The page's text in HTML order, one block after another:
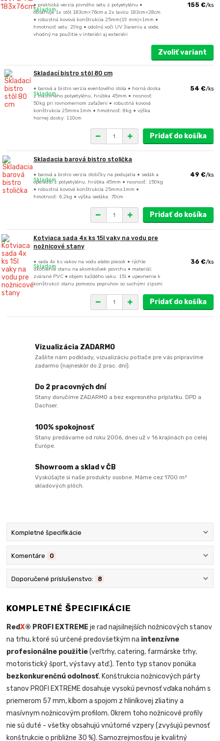
• praktická verzia pivného setu z polyetylénu •
obsahuje 1x stôl 183cm×76cm a 2x lavicu 183cm×28cm
• robustná kovová konštrukcia 25mm(19 mm)×1mm •
hmotnosť setu: 29kg • odolný voči UV žiareniu a vode,
vhodný na použitie v interiéri aj exteriéri
155 €/ks
Skladom
Zvoliť variant
Skladací bistro stôl 80 cm
• barová a bistro verzia eventového stola • horná doska
z masívneho polyetylénu, hrúbka 45mm • nosnosť:
50kg pri rovnomernom zaťažení • robustná kovová
konštrukcia 25mmx1mm • hmotnosť: 8kg • výška
hornej dosky: 110cm
54 €/ks
Skladom
Pridať do košíka
Skladacia barová bistro stolička
• barová a bistro verzia stoličky na podujatia • sedák a
operadlo z polyetylénu, hrúbka 45mm • nosnosť: 150kg
• robustná kovová konštrukcia 25mmx1mm •
hmotnosť: 6,2kg • výška sedáka: 70cm
49 €/ks
Skladom
Pridať do košíka
Kotviaca sada 4x ks 15l vaky na vodu pre
nožnicové stany
• sada 4x ks vakov na vodu alebo piesok • rýchle
ukotvenie stanu na akomkoľvek povrchu • materiál:
zvárané PVC • objem každého vaku: 15l • upevnenie k
konštrukcii stanu pomocou popruhov so suchými zipsmi
36 €/ks
Skladom
Pridať do košíka
Vizualizácia ZADARMO
Zašlite nám podklady, vizualizáciu potlače pre vás pripravíme
zadarmo (najneskôr do 2 prac. dní).
Do 2 pracovných dní
Stany doručíme ZADARMO a bez expresného príplatku. DPD a
Dachser.
100% spokojnosť
Stany predávame od roku 2006, dnes už v 16 krajinách po celej
Európe.
Showroom a sklad v ČB
Vyskúšajte si naše produkty osobne. Máme cez 1700 m²
skladových plôch.
Kompletné špecifikácie
Komentáre 0
Doporučené príslušenstvo: 8
KOMPLETNÉ ŠPECIFIKÁCIE
RedX® PROFI EXTREME je rad najsilnejších nožnicových stanov
na trhu, ktoré sú určené predovšetkým na intenzívne
profesionálne použitie(veľtrhy, catering, farmárske trhy,
motoristický šport, výstavy atď.). Tento typ stanov ponúka
bezkonkurenčnú odolnosť. Konštrukcia nožnicových párty
stanov PROFI EXTREME dosahuje vysokú pevnosť vďaka nohám s
priemerom 57 mm, kĺbom a spojom z hliníkovej zliatiny a
masívnym nožnicovým profilom. Okrem toho nožnicové profily
nie sú duté - všetky obsahujú vnútorné vzpery (zvyšujú pevnosť
konštrukcie o približne 30 %). Samozrejmosťou je kvalitný